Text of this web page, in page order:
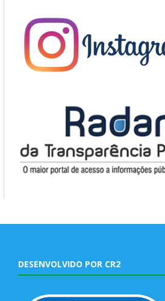
DESENVOLVIDO POR CR2